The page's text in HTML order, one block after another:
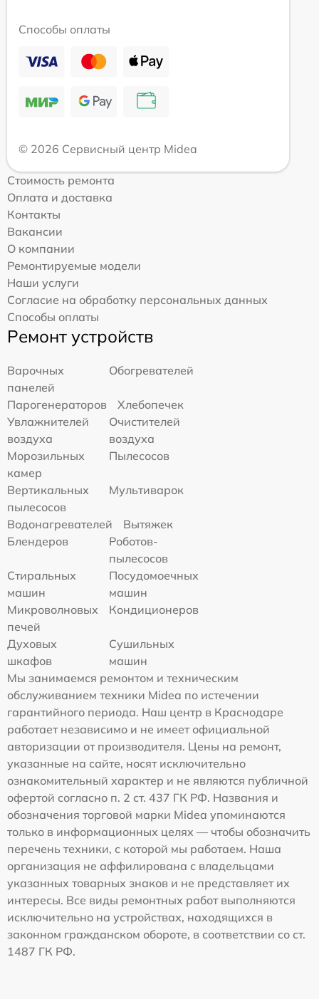
Способы оплаты
© 2026 Сервисный центр Midea
Стоимость ремонта
Оплата и доставка
Контакты
Вакансии
О компании
Ремонтируемые модели
Наши услуги
Согласие на обработку персональных данных
Способы оплаты
Ремонт устройств
Варочных
панелей
Обогревателей
Парогенераторов
Хлебопечек
Увлажнителей
воздуха
Очистителей
воздуха
Морозильных
камер
Пылесосов
Вертикальных
пылесосов
Мультиварок
Водонагревателей
Вытяжек
Блендеров
Роботов-
пылесосов
Стиральных
машин
Посудомоечных
машин
Микроволновых
печей
Кондиционеров
Духовых
шкафов
Сушильных
машин
Мы занимаемся ремонтом и техническим
обслуживанием техники Midea по истечении
гарантийного периода. Наш центр в Краснодаре
работает независимо и не имеет официальной
авторизации от производителя. Цены на ремонт,
указанные на сайте, носят исключительно
ознакомительный характер и не являются публичной
офертой согласно п. 2 ст. 437 ГК РФ. Названия и
обозначения торговой марки Midea упоминаются
только в информационных целях — чтобы обозначить
перечень техники, с которой мы работаем. Наша
организация не аффилирована с владельцами
указанных товарных знаков и не представляет их
интересы. Все виды ремонтных работ выполняются
исключительно на устройствах, находящихся в
законном гражданском обороте, в соответствии со ст.
1487 ГК РФ.